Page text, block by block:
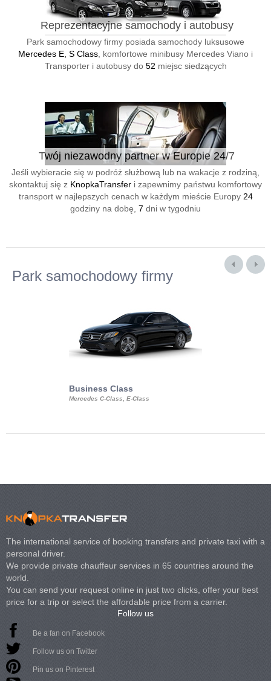
Reprezentacyjne samochody i autobusy
Park samochodowy firmy posiada samochody luksusowe
Mercedes E, S Class , komfortowe minibusy Mercedes Viano i
Transporter i autobusy do 52 miejsc siedzących
Twój niezawodny partner w Europie 24/7
Jeśli wybieracie się w podróż służbową lub na wakacje z rodziną,
skontaktuj się z KnopkaTransfer i zapewnimy państwu komfortowy
transport w najlepszych cenach w każdym mieście Europy 24
godziny na dobę, 7 dni w tygodniu
Park samochodowy firmy
Business Class
Mercedes C-Class, E-Class
The international service of booking transfers and private taxi with a
personal driver.
We provide private chauffeur services in 65 countries around the
world.
You can send your request online in just two clicks, offer your best
price for a trip or select the affordable price from a carrier.
Follow us
Be a fan on Facebook
Follow us on Twitter
Pin us on Pinterest